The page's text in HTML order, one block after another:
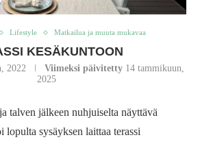
Lifestyle Matkailua ja muuta mukavaa
KESÄKUNTOON
2022 Viimeksi päivitetty 14 tammikuun,
2025
talven jälkeen nuhjuiselta näyttävä
lopulta sysäyksen laittaa terassi